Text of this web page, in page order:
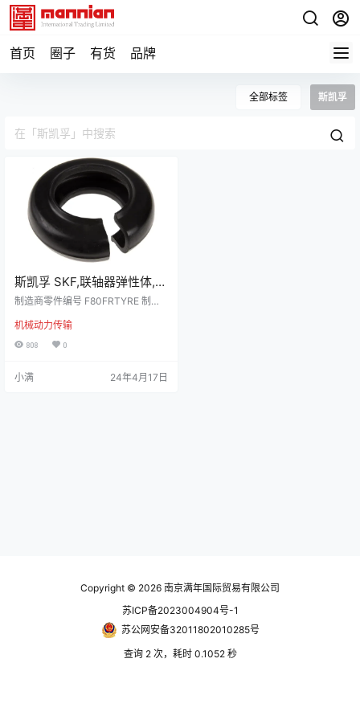
首页 圈子 有货 品牌
全部标签 斯凯孚
斯凯孚 SKF,联轴器弹性体,
用于轮胎式联轴器, 211mm,
制造商零件编号 F80FRTYRE 制造
矩器,轮胎类型,F80 尺寸,97mm 内
径,211mm 外径 - PHE F80FRTYRE
份。它的两个法兰吸收冲击和振动,
机械动力传输
808 0
小满 24年4月17日
Copyright © 2026 南京满年国际贸易有限公司
苏ICP备2023004904号-1
苏公网安备32011802010285号
查询 2 次，耗时 0.1052 秒